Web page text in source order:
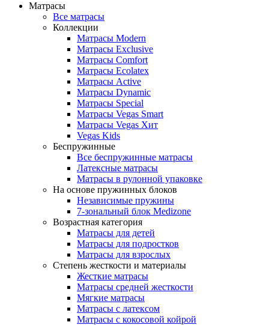
Матрасы
Все матрасы
Коллекции
Матрасы Modern
Матрасы Exclusive
Матрасы Comfort
Матрасы Ecolatex
Матрасы Active
Матрасы Dynamic
Матрасы Special
Матрасы Vegas Smart
Матрасы Vegas Хит
Vegas Kids
Беспружинные
Все беспружинные матрасы
Латексные матрасы
Матрасы в рулонной упаковке
На основе пружинных блоков
Независимые пружины
7-зональный блок Medizone
Возрастная категория
Матрасы для детей
Матрасы для подростков
Матрасы для взрослых
Степень жесткости и материалы
Жесткие матрасы
Матрасы средней жесткости
Мягкие матрасы
Матрасы с латексом
Матрасы с кокосовой койрой